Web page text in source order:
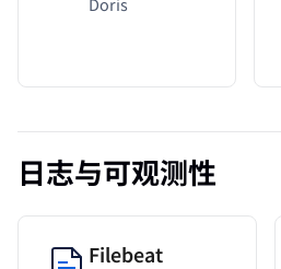
日志与可观测性
Filebeat